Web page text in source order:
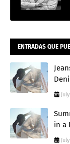
ENTRADAS QUE
in a